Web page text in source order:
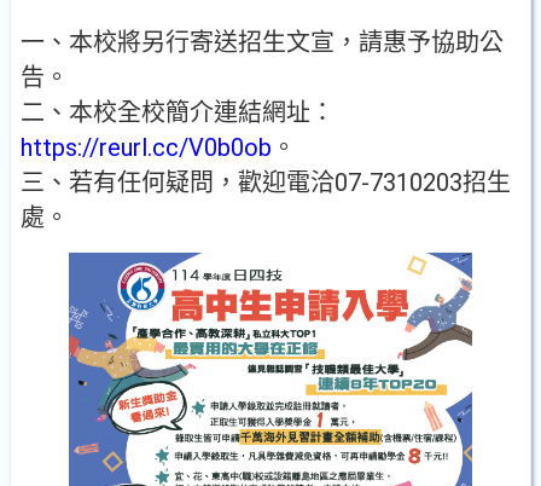
一、本校將另行寄送招生文宣，請惠予協助公
告。
二、本校全校簡介連結網址：
https://reurl.cc/V0b0ob 。
三、若有任何疑問，歡迎電洽07-7310203招生
處。